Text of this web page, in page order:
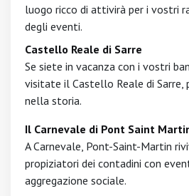
luogo ricco di attivirà per i vostri
degli eventi.
Castello Reale di Sarre
Se siete in vacanza con i vostri
visitate il Castello Reale di Sarre,
nella storia.
Il Carnevale di Pont Saint
A Carnevale, Pont-Saint-Martin
propiziatori dei contadini con
aggregazione sociale.